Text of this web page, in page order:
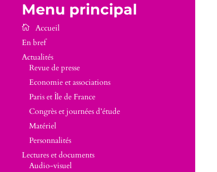
Menu principal
En bref
Actualités
Revue de presse
Economie et associations
Paris et Île de France
Congrès et journées d’étude
Matériel
Personnalités
Lectures et documents
Audio-visuel